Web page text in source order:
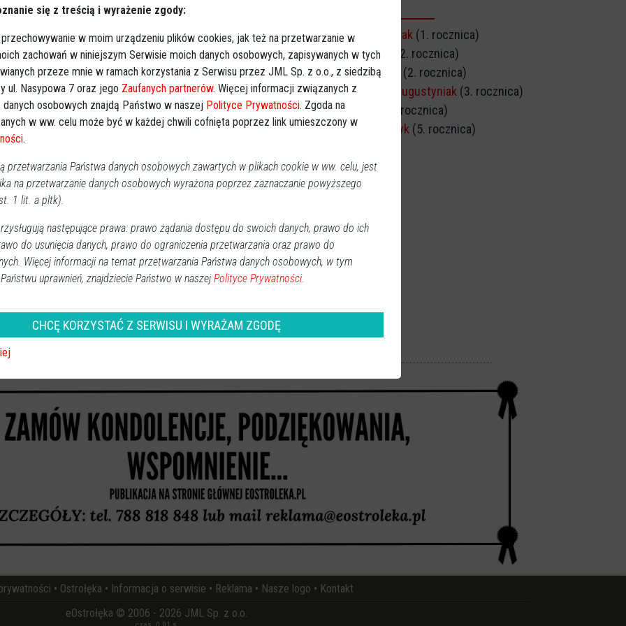
parafialny w Piskach
się modlitwą różańcową 5 czerwca o godz.
zostanie odprawiona msza św. pogrzebowa.
4.06 o godz. 18:00 w domu pogrzebowym w
Troszynie.
świeczek
↗Udostępnij
wróć
Marek Kazimierczak (1. rocznica)
Irena Murawska
(2. rocznica)
Irena Ciborowska
(2. rocznica)
Mariusz Henryk Augustyniak (3. rocznica)
Michał Piątak
(5. rocznica)
Wiesław Szymczyk (5. rocznica)
• Ostrołęka • Informacja o serwisie • Reklama • Nasze logo • Kontakt
eOstrołęka © 2006 - 2026 JML Sp. z o.o.
się z treścią i wyrażenie zgody:
w moim urządzeniu plików cookies, jak też na przetwarzanie w
zachowań w niniejszym Serwisie moich danych osobowych, zapisywanych w tych
przeze mnie w ramach korzystania z Serwisu przez JML Sp. z o.o., z siedzibą
ul. Nasypowa 7 oraz jego Zaufanych partnerów. Więcej informacji związanych z
osobowych znajdą Państwo w naszej Polityce Prywatności. Zgoda na
w ww. celu może być w każdej chwili cofnięta poprzez link umieszczony w
.
przetwarzania Państwa danych osobowych zawartych w plikach cookie w ww. celu, jest
na przetwarzanie danych osobowych wyrażona poprzez zaznaczanie powyższego
1 lit. a pltk).
następujące prawa: prawo żądania dostępu do swoich danych, prawo do ich
do usunięcia danych, prawo do ograniczenia przetwarzania oraz prawo do
Więcej informacji na temat przetwarzania Państwa danych osobowych, w tym
uprawnień, znajdziecie Państwo w naszej Polityce Prywatności.
CHCĘ KORZYSTAĆ Z SERWISU I WYRAŻAM ZGODĘ